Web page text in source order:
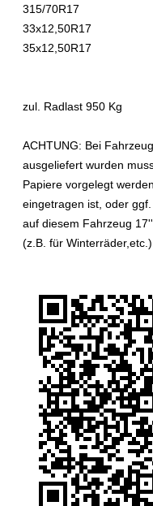
315/70R17
33x12,50R17
35x12,50R17
zul. Radlast 950 Kg
ACHTUNG: Bei
ausgeliefert wurden
Papiere vorgelegt
eingetragen ist, oder
auf diesem Fahrzeug
(z.B. für Winterräder,etc.).